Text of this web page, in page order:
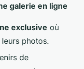
galerie en ligne
exclusive où
photos.
de